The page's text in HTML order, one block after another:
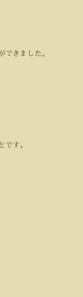
できました。
です。